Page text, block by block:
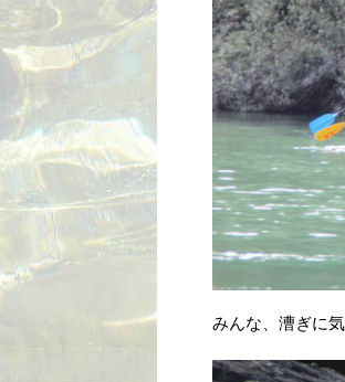
みんな、漕ぎに